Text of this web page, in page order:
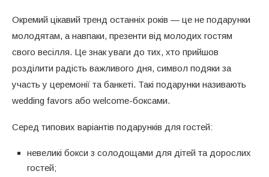
Окремий цікавий тренд останніх років — це не подарунки
молодятам, а навпаки, презенти від молодих гостям
свого весілля. Це знак уваги до тих, хто прийшов
розділити радість важливого дня, символ подяки за
участь у церемонії та банкеті. Такі подарунки називають
wedding favors або welcome-боксами.
Серед типових варіантів подарунків для гостей:
невеликі бокси з солодощами для дітей та дорослих
гостей;